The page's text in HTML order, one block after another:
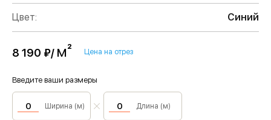
Цвет: Синий
8 190 ₽/ м² Цена на отрез
Введите ваши размеры
Ширина (м) Длина (м)